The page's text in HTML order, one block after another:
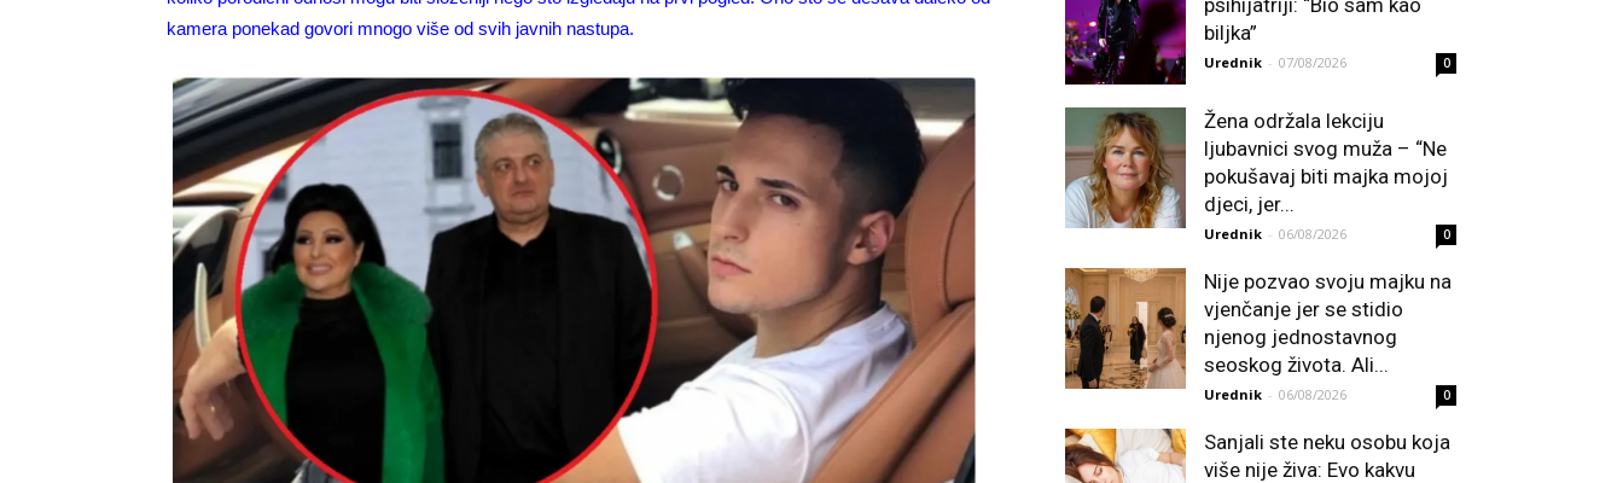
kamera ponekad govori mnogo više od svih javnih nastupa.
biljka”
Urednik - 07/08/2026 0
Žena održala lekciju
ljubavnici svog muža – “Ne
pokušavaj biti majka mojoj
djeci, jer...
Urednik - 06/08/2026 0
Nije pozvao svoju majku na
vjenčanje jer se stidio
njenog jednostavnog
seoskog života. Ali...
Urednik - 06/08/2026 0
Sanjali ste neku osobu koja
više nije živa: Evo kakvu